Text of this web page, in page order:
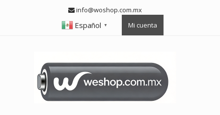
info@woshop.com.mx
Español ▼ Mi cuenta